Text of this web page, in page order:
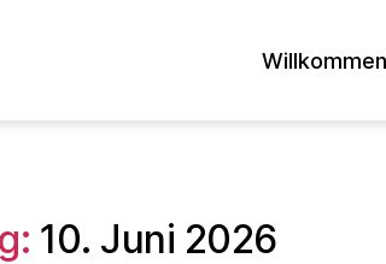
Willkommen
10. Juni 2026